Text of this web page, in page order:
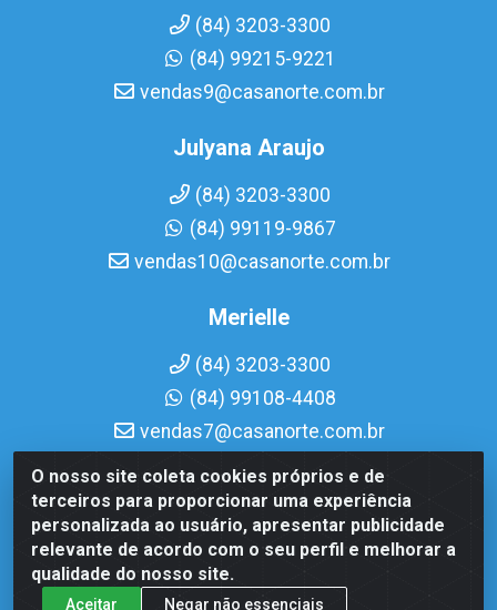
O nosso site coleta cookies próprios e de
terceiros para proporcionar uma experiência
personalizada ao usuário, apresentar publicidade
relevante de acordo com o seu perfil e melhorar a
qualidade do nosso site.
Aceitar Negar não essenciais
(84) 3203-3300
(84) 99215-9221
vendas9@casanorte.com.br
Julyana Araujo
(84) 3203-3300
(84) 99119-9867
vendas10@casanorte.com.br
Merielle
(84) 3203-3300
(84) 99108-4408
vendas7@casanorte.com.br
Casa Norte LTDA - Av. Interventor Mário Câmara, 1815 -
Dix-Sept Rosado, Natal/RN - CEP 59054-600 - CNPJ
08.713.513/0001-51